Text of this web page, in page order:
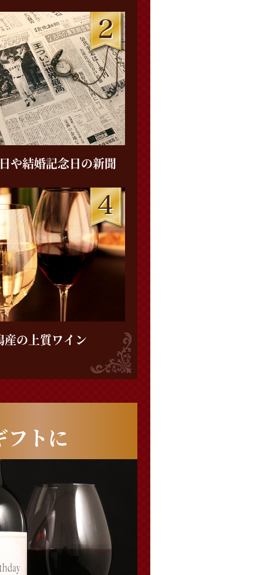
や結婚記念日の新聞
産の 上質ワイン
フトに